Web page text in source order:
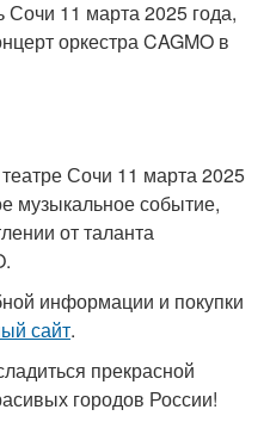
Сочи 11 марта 2025 года,
оркестра CAGMO в
Сочи 11 марта 2025
музыкальное событие,
от таланта
информации и покупки
сайт.
прекрасной
городов России!